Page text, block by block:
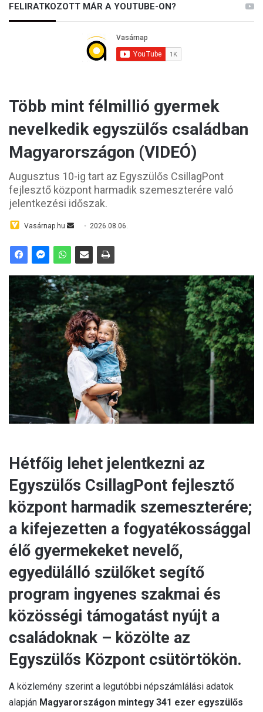
FELIRATKOZOTT MÁR A YOUTUBE-ON?